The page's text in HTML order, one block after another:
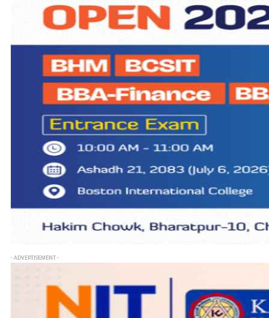
- ADVERTISEMENT -